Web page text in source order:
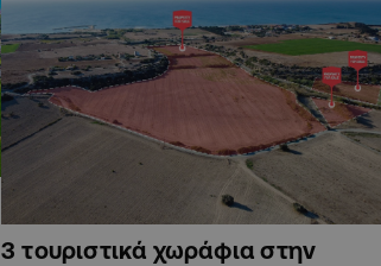
3 τουριστικά χωράφια στην